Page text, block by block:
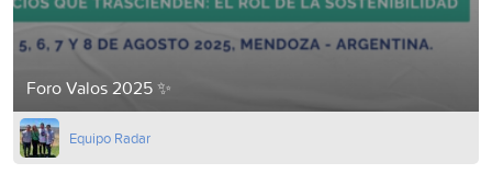
Foro Valos 2025 ✨
Equipo Radar